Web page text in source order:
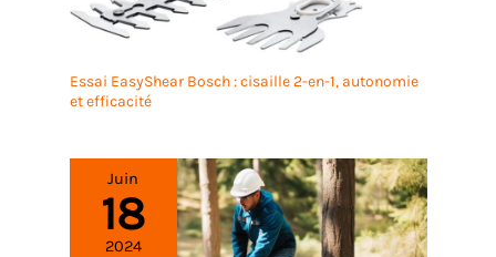
Essai EasyShear Bosch : cisaille 2-en-1, autonomie
et efficacité
Juin
18
2024